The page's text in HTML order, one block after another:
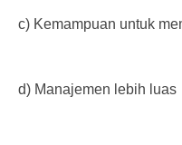
c) Kemampuan untuk
d) Manajemen lebih luas